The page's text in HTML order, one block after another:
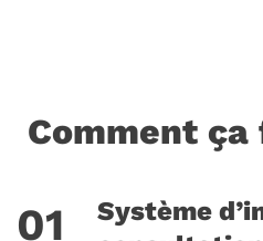
Comment
Système